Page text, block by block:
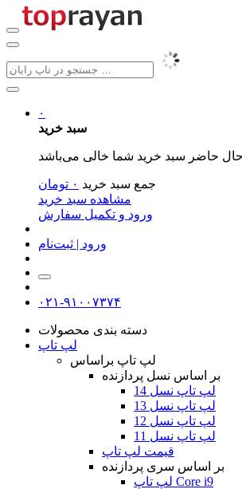
۰
سبد خرید
جمع سبد خرید ۰ تومان
مشاهده سبد خرید
ورود و تکمیل سفارش
ورود | ثبت‌نام
۰۲۱-۹۱۰۰۷۳۷۴
دسته بندی محصولات
لپ تاپ
لپ تاپ براساس
بر اساس نسل پردازنده
لپ تاپ نسل 14
لپ تاپ نسل 13
لپ تاپ نسل 12
لپ تاپ نسل 11
قیمت لپ تاپ
بر اساس سری پردازنده
لپ تاپ Core i9